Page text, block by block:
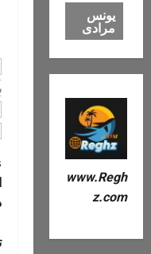
یونس
مرادی
www.Regh
z.com